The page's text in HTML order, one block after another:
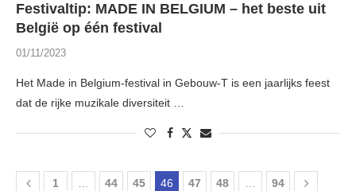
Festivaltip: MADE IN BELGIUM – het beste uit
België op één festival
01/11/2023
Het Made in Belgium-festival in Gebouw-T is een jaarlijks feest
dat de rijke muzikale diversiteit …
1 … 44 45 46 47 48 … 94